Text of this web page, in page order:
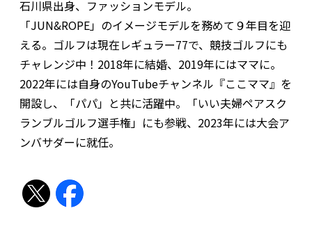
石川県出身、ファッションモデル。
「JUN&ROPE」のイメージモデルを務めて９年目を迎
える。ゴルフは現在レギュラー77で、競技ゴルフにも
チャレンジ中！2018年に結婚、2019年にはママに。
2022年には自身のYouTubeチャンネル『ここママ』を
開設し、「パパ」と共に活躍中。「いい夫婦ペアスク
ランブルゴルフ選手権」にも参戦、2023年には大会ア
ンバサダーに就任。